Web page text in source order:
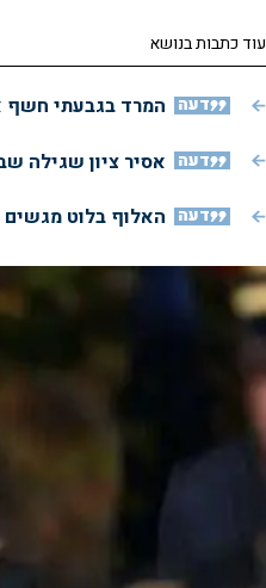
עוד כתבות בנושא
דעה המרד בגבעתי חשף
דעה אסיר ציון שגילה
דעה האלוף בלוט